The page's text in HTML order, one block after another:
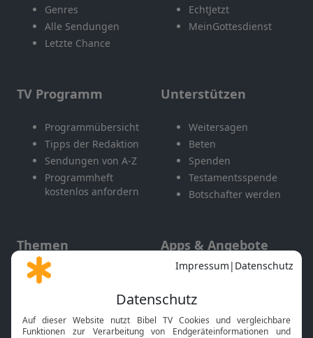
Genres
Alle Sendungen
Letzte Chance
EchtJetzt
MeinGottesdienst
TV Programm
Programmübersicht
Tipps der Redaktion
Sendungen von A-Z
Programmheft
kostenlos anfordern
Unterstützen
Weitersagen
Beten
Spenden
Testamentsspende
Botschafter werden
Themen
Gott und Bibel erklärt
Neuigkeiten
Apps & Angebote
Mobile App
Smart TV